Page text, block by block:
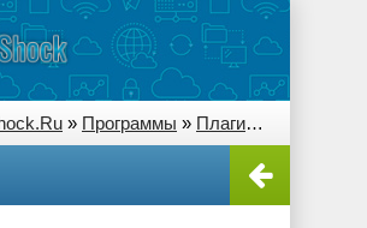
» Программы » Плагины (Plug-ins)